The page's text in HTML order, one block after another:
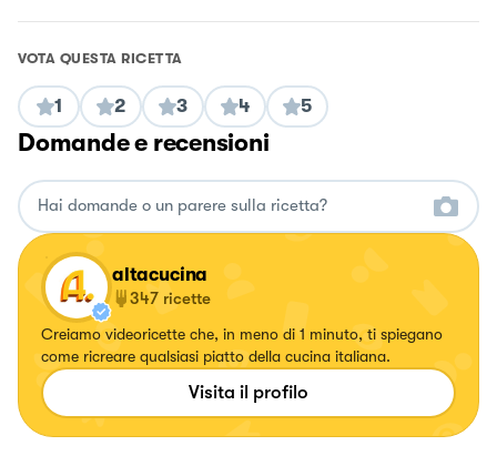
VOTA QUESTA RICETTA
1 2 3 4 5
Domande e recensioni
altacucina
347 ricette
Creiamo videoricette che, in meno di 1 minuto, ti spiegano
come ricreare qualsiasi piatto della cucina italiana.
Visita il profilo